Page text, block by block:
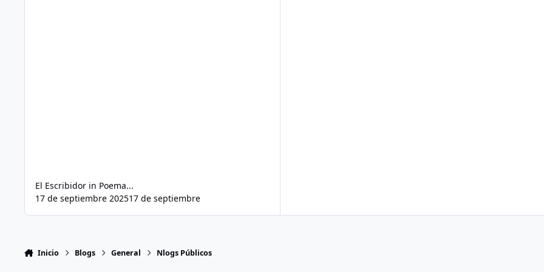
El Escribidorin Poema...
17 de septiembre 202517 de septiembre
Inicio Blogs General Nlogs Públicos